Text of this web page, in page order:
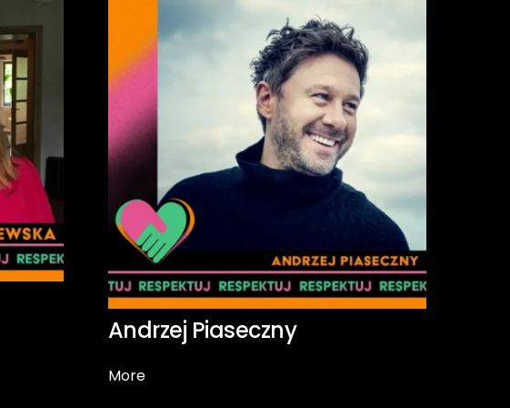
Andrzej Piaseczny
More